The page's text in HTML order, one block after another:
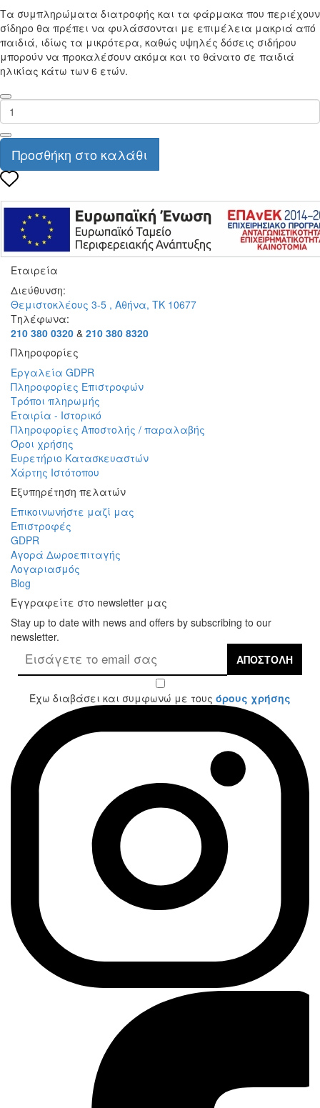
Τα συμπληρώματα διατροφής και τα φάρμακα που περιέχουν
σίδηρο θα πρέπει να φυλάσσονται με επιμέλεια μακριά από
παιδιά, ιδίως τα μικρότερα, καθώς υψηλές δόσεις σιδήρου
μπορούν να προκαλέσουν ακόμα και το θάνατο σε παιδιά
ηλικίας κάτω των 6 ετών.
Προσθήκη στο καλάθι
Εταιρεία
Διεύθυνση:
Θεμιστοκλέους 3-5 , Αθήνα, ΤΚ 10677
Τηλέφωνα:
210 380 0320 & 210 380 8320
Πληροφορίες
Εργαλεία GDPR
Πληροφορίες Επιστροφών
Τρόποι πληρωμής
Εταιρία - Ιστορικό
Πληροφορίες Αποστολής / παραλαβής
Όροι χρήσης
Ευρετήριο Κατασκευαστών
Χάρτης Ιστότοπου
Εξυπηρέτηση πελατών
Επικοινωνήστε μαζί μας
Επιστροφές
GDPR
Αγορά Δωροεπιταγής
Λογαριασμός
Blog
Εγγραφείτε στο newsletter μας
Stay up to date with news and offers by subscribing to our
newsletter.
ΑΠΟΣΤΟΛΉ
Έχω διαβάσει και συμφωνώ με τους όρους χρήσης